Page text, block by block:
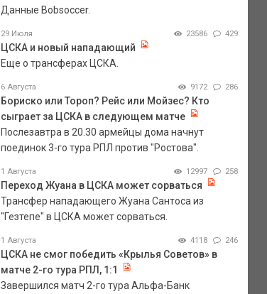
Данные Bobsoccer.
29 Июля 23586 429
ЦСКА и новый нападающий
Еще о трансферах ЦСКА.
6 Августа 9172 286
Бориско или Тороп? Рейс или Мойзес? Кто
сыграет за ЦСКА в следующем матче
Послезавтра в 20.30 армейцы дома начнут
поединок 3-го тура РПЛ против "Ростова".
1 Августа 12997 258
Переход Жуана в ЦСКА может сорваться
Трансфер нападающего Жуана Сантоса из
"Гезтепе" в ЦСКА может сорваться.
1 Августа 4118 246
ЦСКА не смог победить «Крылья Советов» в
матче 2-го тура РПЛ, 1:1
Завершился матч 2-го тура Альфа-Банк